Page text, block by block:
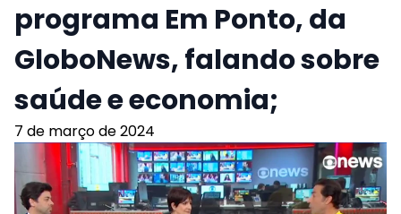
programa Em Ponto, da
GloboNews, falando sobre
saúde e economia;
7 de março de 2024